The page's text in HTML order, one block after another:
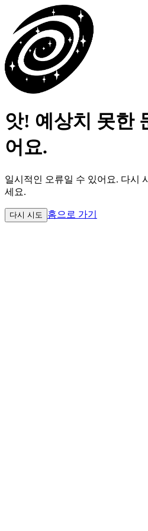
앗! 예상치 못한
어요.
일시적인 오류일 수 있어요. 다시
세요.
다시 시도 홈으로 가기